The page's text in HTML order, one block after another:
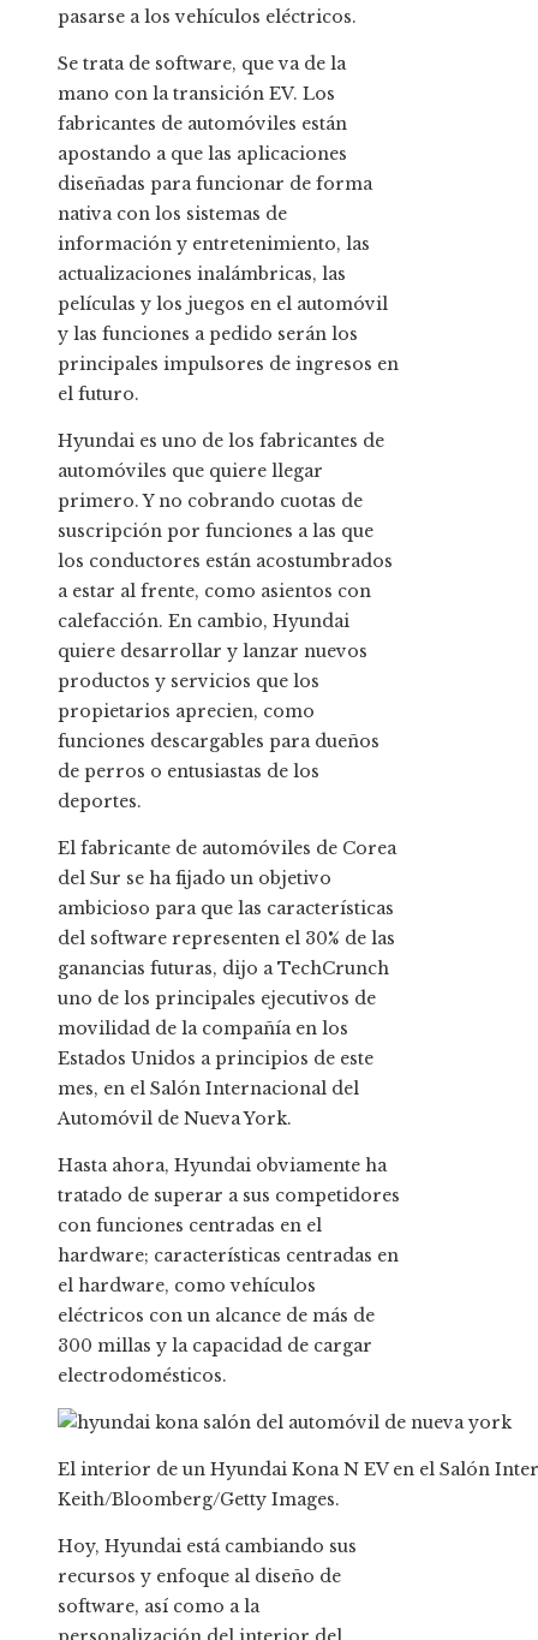
pasarse a los vehículos eléctricos.
Se trata de software, que va de la
mano con la transición EV. Los
fabricantes de automóviles están
apostando a que las aplicaciones
diseñadas para funcionar de forma
nativa con los sistemas de
información y entretenimiento, las
actualizaciones inalámbricas, las
películas y los juegos en el automóvil
y las funciones a pedido serán los
principales impulsores de ingresos en
el futuro.
Hyundai es uno de los fabricantes de
automóviles que quiere llegar
primero. Y no cobrando cuotas de
suscripción por funciones a las que
los conductores están acostumbrados
a estar al frente, como asientos con
calefacción. En cambio, Hyundai
quiere desarrollar y lanzar nuevos
productos y servicios que los
propietarios aprecien, como
funciones descargables para dueños
de perros o entusiastas de los
deportes.
El fabricante de automóviles de Corea
del Sur se ha fijado un objetivo
ambicioso para que las características
del software representen el 30% de las
ganancias futuras, dijo a TechCrunch
uno de los principales ejecutivos de
movilidad de la compañía en los
Estados Unidos a principios de este
mes, en el Salón Internacional del
Automóvil de Nueva York.
Hasta ahora, Hyundai obviamente ha
tratado de superar a sus competidores
con funciones centradas en el
hardware; características centradas en
el hardware, como vehículos
eléctricos con un alcance de más de
300 millas y la capacidad de cargar
electrodomésticos.
El interior de un Hyundai Kona N EV en el Salón
Keith/Bloomberg/Getty Images.
Hoy, Hyundai está cambiando sus
recursos y enfoque al diseño de
software, así como a la